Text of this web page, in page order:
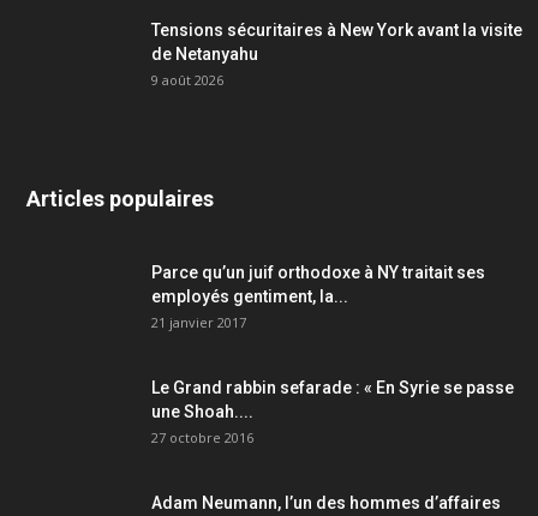
Tensions sécuritaires à New York avant la visite
de Netanyahu
9 août 2026
Articles populaires
Parce qu’un juif orthodoxe à NY traitait ses
employés gentiment, la...
21 janvier 2017
Le Grand rabbin sefarade : « En Syrie se passe
une Shoah....
27 octobre 2016
Adam Neumann, l’un des hommes d’affaires